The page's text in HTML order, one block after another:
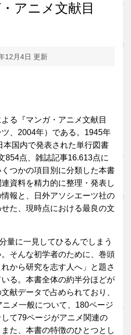
アニメ文献目
12月4日 更新
る『マンガ・アニメ文献目
、2004年）である。1945年
本国内で発表された単行図書
854点、雑誌記事16.613点に
つかの項目別に分類した本書
資料を精力的に整理・発表し
報と、日外アソシエーツ社の
た、現時点における最良の文
量に一見してひるんでしまう
そんな初学者のために、巻頭
から研究を志す人へ」と題さ
る。本書全体の約半分ほどが
献データで占められており、
メ一般について、180ページ
て79ページがアニメ関連の
た、本書の特徴のひとつとし